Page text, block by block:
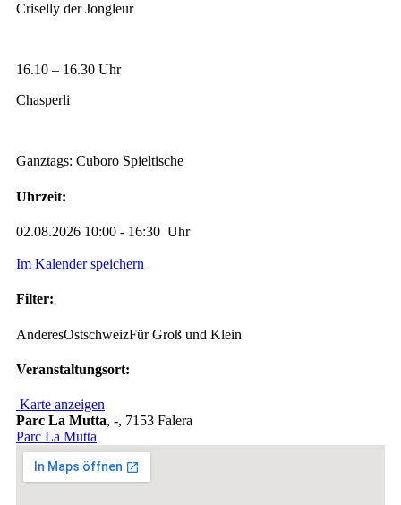
Criselly der Jongleur
16.10 – 16.30 Uhr
Chasperli
Ganztags: Cuboro Spieltische
Uhrzeit:
02.08.2026 10:00 - 16:30 Uhr
Im Kalender speichern
Filter:
AnderesOstschweizFür Groß und Klein
Veranstaltungsort:
Karte anzeigen
Parc La Mutta, -, 7153 Falera
Parc La Mutta